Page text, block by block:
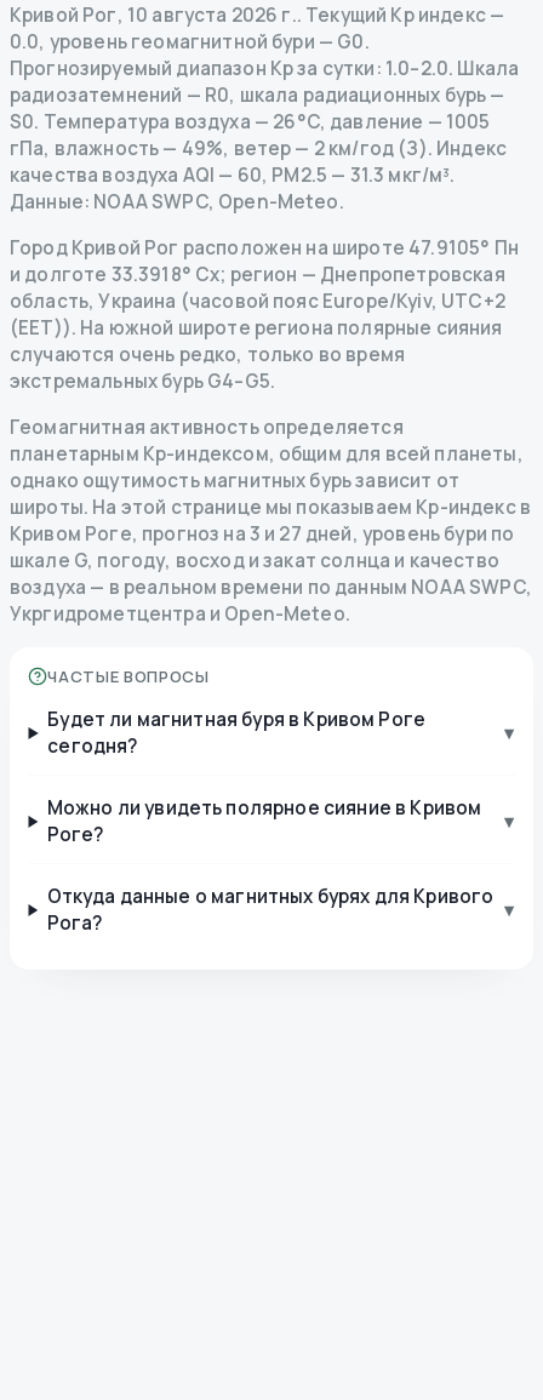
Кривой Рог, 10 августа 2026 г.. Текущий Kp индекс—
0.0, уровень геомагнитной бури — G0.
Прогнозируемый диапазон Kp за сутки: 1.0–2.0. Шкала
радиозатемнений — R0, шкала радиационных бурь—
S0. Температура воздуха — 26°C, давление — 1005
гПа, влажность — 49%, ветер — 2 км/год (З). Индекс
качества воздуха AQI — 60, PM2.5 — 31.3 мкг/м³.
Данные: NOAA SWPC, Open-Meteo.
Город Кривой Рог расположен на широте 47.9105° Пн
и долготе 33.3918° Сх; регион — Днепропетровская
область, Украина (часовой пояс Europe/Kyiv, UTC+2
(EET)). На южной широте региона полярные сияния
случаются очень редко, только во время
экстремальных бурь G4–G5.
Геомагнитная активность определяется
планетарным Kp-индексом, общим для всей планеты,
однако ощутимость магнитных бурь зависит от
широты. На этой странице мы показываем Kp-индекс в
Кривом Роге, прогноз на 3 и 27 дней, уровень бури по
шкале G, погоду, восход и закат солнца и качество
воздуха — в реальном времени по данным NOAA SWPC,
Укргидрометцентра и Open-Meteo.
ЧАСТЫЕ ВОПРОСЫ
Будет ли магнитная буря в Кривом Роге
сегодня?
▾
Можно ли увидеть полярное сияние в Кривом
Роге?
▾
Откуда данные о магнитных бурях для Кривого
Рога?
▾